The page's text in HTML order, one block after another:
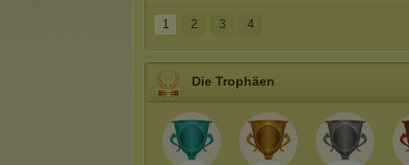
1 2 3 4
Die Trophäen